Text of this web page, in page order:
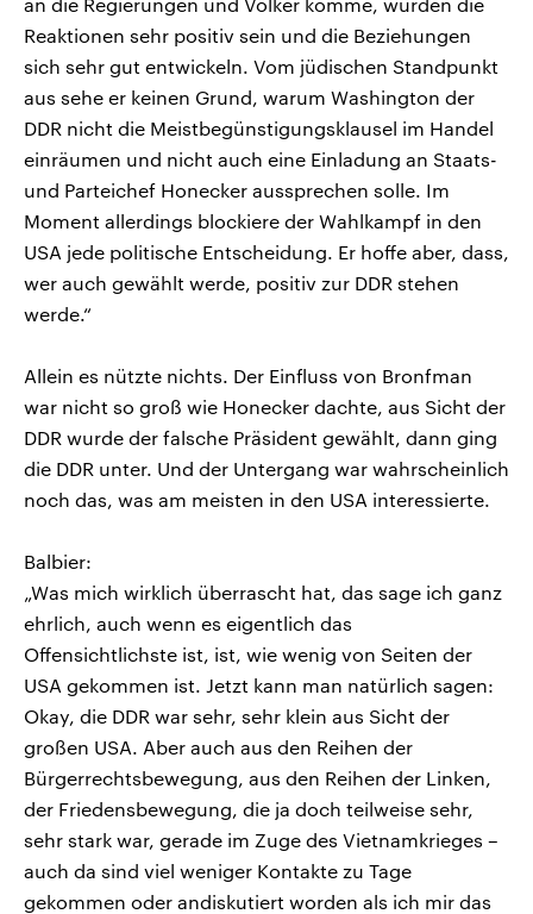
Reaktionen sehr positiv sein und die Beziehungen
sich sehr gut entwickeln. Vom jüdischen Standpunkt
aus sehe er keinen Grund, warum Washington der
DDR nicht die Meistbegünstigungsklausel im Handel
einräumen und nicht auch eine Einladung an Staats-
und Parteichef Honecker aussprechen solle. Im
Moment allerdings blockiere der Wahlkampf in den
USA jede politische Entscheidung. Er hoffe aber, dass,
wer auch gewählt werde, positiv zur DDR stehen
werde.“
Allein es nützte nichts. Der Einfluss von Bronfman
war nicht so groß wie Honecker dachte, aus Sicht der
DDR wurde der falsche Präsident gewählt, dann ging
die DDR unter. Und der Untergang war wahrscheinlich
noch das, was am meisten in den USA interessierte.
Balbier:
„Was mich wirklich überrascht hat, das sage ich ganz
ehrlich, auch wenn es eigentlich das
Offensichtlichste ist, ist, wie wenig von Seiten der
USA gekommen ist. Jetzt kann man natürlich sagen:
Okay, die DDR war sehr, sehr klein aus Sicht der
großen USA. Aber auch aus den Reihen der
Bürgerrechtsbewegung, aus den Reihen der Linken,
der Friedensbewegung, die ja doch teilweise sehr,
sehr stark war, gerade im Zuge des Vietnamkrieges –
auch da sind viel weniger Kontakte zu Tage
gekommen oder andiskutiert worden als ich mir das